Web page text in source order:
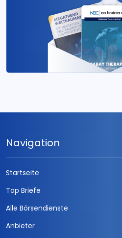
Navigation
Startseite
Top Briefe
Alle Börsendienste
Anbieter